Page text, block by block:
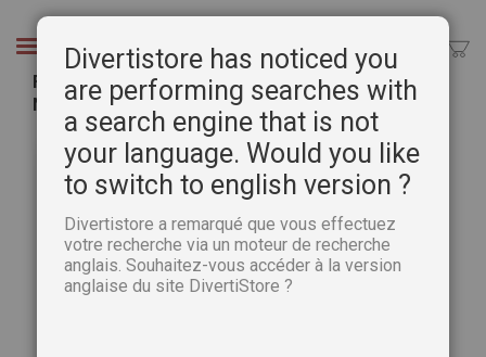
Chercher
Fléchés Pause Détente n°6 avec 100 Grilles de
Niveau 3 - Spécial Pâtisserie
galerie
d’images
Divertistore has noticed you
are performing searches with
a search engine that is not
your language. Would you like
to switch to english version ?
Divertistore a remarqué que vous effectuez
votre recherche via un moteur de recherche
anglais. Souhaitez-vous accéder à la version
anglaise du site DivertiStore ?